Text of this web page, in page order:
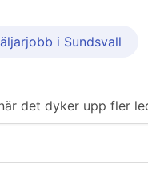
i Sundsvall
det dyker upp fler